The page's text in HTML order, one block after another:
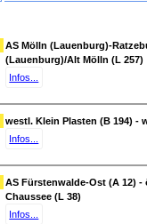
AS Mölln (Lauenburg)-
(Lauenburg)/Alt Mölln (L 257)
Infos...
westl. Klein Plasten (B 194) -
Infos...
AS Fürstenwalde-Ost (A 12)
Chaussee (L 38)
Infos...